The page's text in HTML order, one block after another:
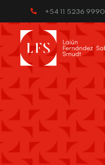
+54 11 5236 9990